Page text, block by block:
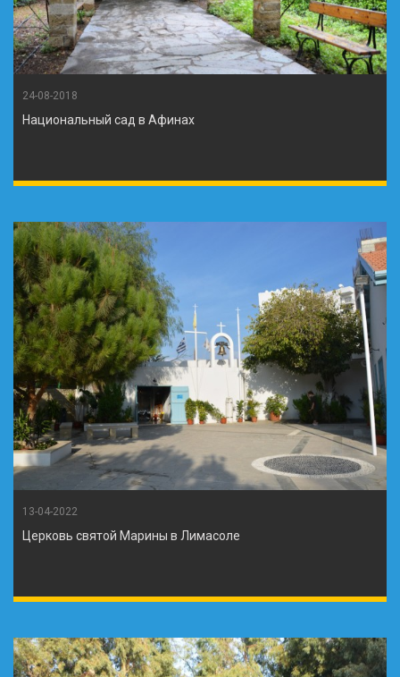
24-08-2018
Национальный сад в Афинах
13-04-2022
Церковь святой Марины в Лимасоле